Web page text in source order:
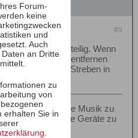
#9
ist es nachteilig. Wenn
die zu entfernen
2 etwas kürzere Streben in
nicht, um Ihre Musik zu
Musik, um ihre Geräte zu
Forum-
keine
und
Auch
an Dritte
zu
von
erhalten Sie in